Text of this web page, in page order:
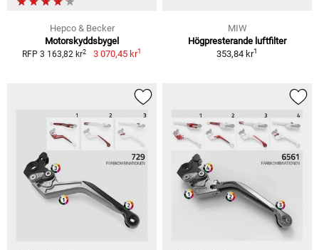
Hepco & Becker
Motorskyddsbygel
RFP 3 163,82 kr2 3 070,45 kr1
MIW
Högpresterande luftfilter
353,84 kr1